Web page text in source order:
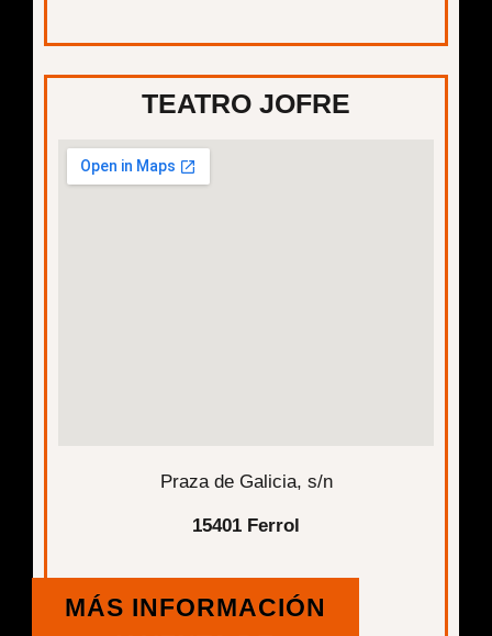
TEATRO JOFRE
Praza de Galicia, s/n
15401 Ferrol
MÁS INFORMACIÓN